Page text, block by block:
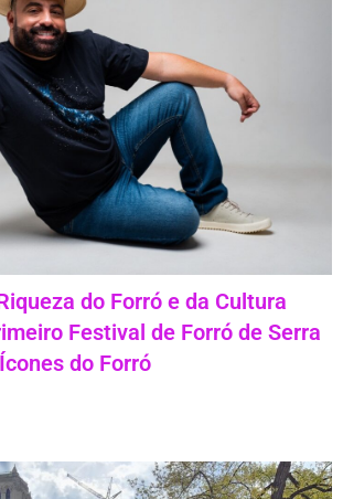
do Forró e da Cultura
Festival de Forró de Serra
do Forró